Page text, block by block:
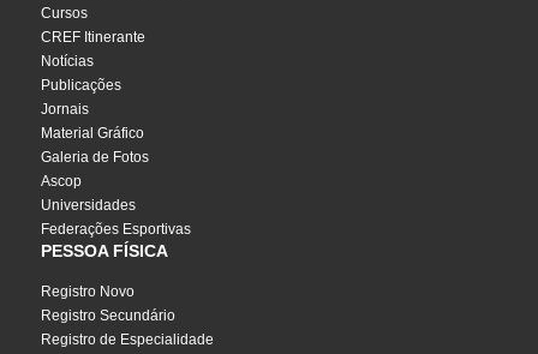
Cursos
CREF Itinerante
Notícias
Publicações
Jornais
Material Gráfico
Galeria de Fotos
Ascop
Universidades
Federações Esportivas
PESSOA FÍSICA
Registro Novo
Registro Secundário
Registro de Especialidade